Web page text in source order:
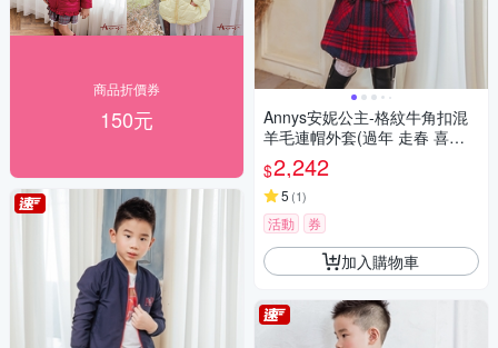
商品折價券
150元
Annys安妮公主-格紋牛角扣混
羊毛連帽外套(過年 走春 喜氣)*
1672藍色
$2,242
5 (1)
活動 券
加入購物車